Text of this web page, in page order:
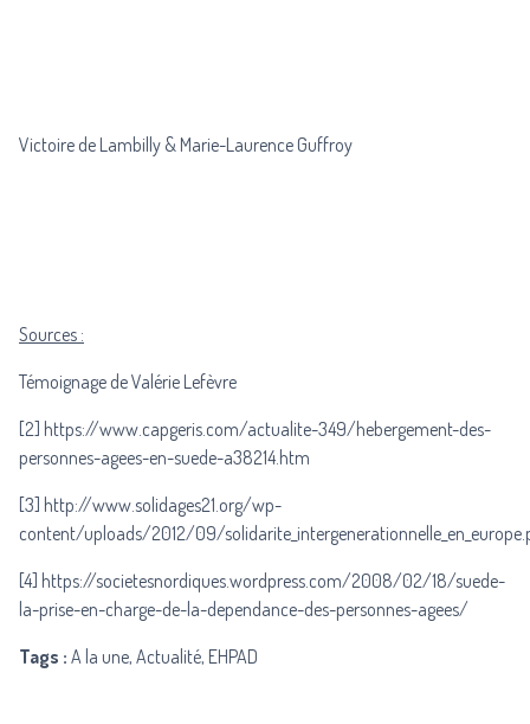
Victoire de Lambilly & Marie-Laurence Guffroy
Sources :
Témoignage de Valérie Lefèvre
[2] https://www.capgeris.com/actualite-349/hebergement-des-
personnes-agees-en-suede-a38214.htm
[3] http://www.solidages21.org/wp-
content/uploads/2012/09/
[4] https://societesnordiques.wordpress.com/2008/02/18/suede-
la-prise-en-charge-de-la-dependance-des-personnes-agees/
Tags : A la une, Actualité, EHPAD